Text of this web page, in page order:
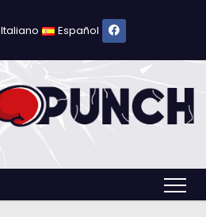
Italiano Español